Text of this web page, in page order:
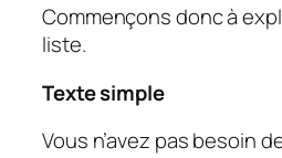
Commençons donc à
liste.
Texte simple
Vous n’avez pas besoin